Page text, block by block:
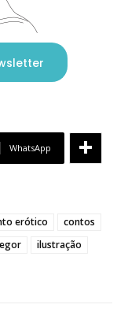
WhatsApp
erótico
contos
ilustração